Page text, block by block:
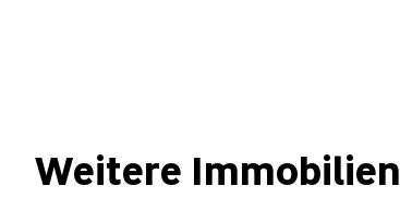
Weitere Immobilien